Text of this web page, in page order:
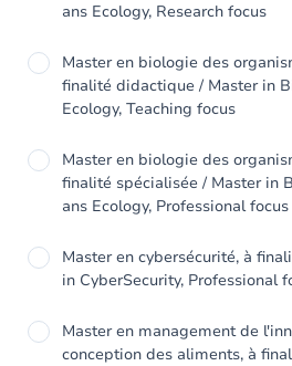
ans Ecology, Research focus
Master en biologie des
finalité didactique / Master in
Ecology, Teaching focus
Master en biologie des
finalité spécialisée / Master in
ans Ecology, Professional focus
Master en cybersécurité, à
in CyberSecurity, Professional
Master en management de
conception des aliments, à